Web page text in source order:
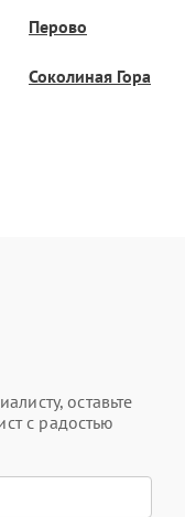
Перово
Соколиная Гора
оставьте
с радостью